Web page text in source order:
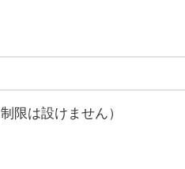
限は設けません）